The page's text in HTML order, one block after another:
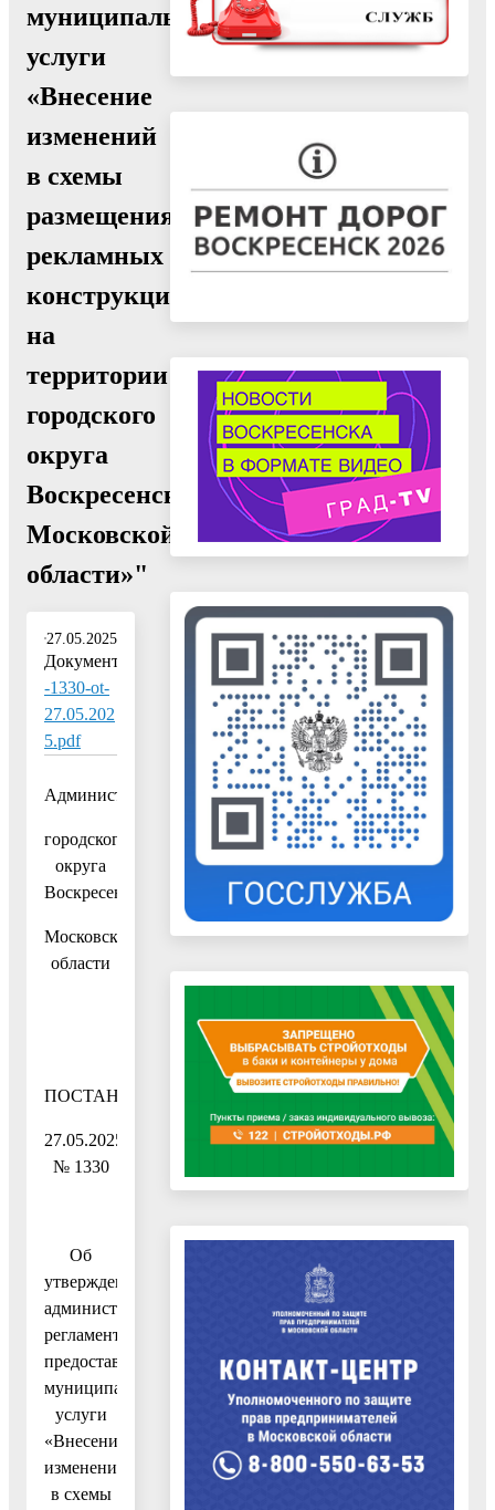
муниципальной
услуги
«Внесение
изменений
в схемы
размещения
рекламных
конструкций
на
территории
городского
округа
Воскресенск
Московской
области»"
27.05.2025
Документ:
-1330-ot-
27.05.202
5.pdf
Администрация
городского
округа
Воскресенск
Московской
области
ПОСТАНОВЛЕНИЕ
27.05.2025
№ 1330
Об
утверждении
административного
регламента
предоставления
муниципальной
услуги
«Внесение
изменений
в схемы